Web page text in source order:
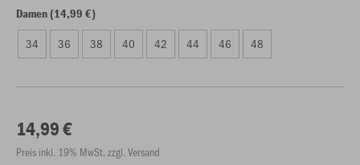
Damen (14,99 €)
34 36 38 40 42 44 46 48
14,99 €
Preis inkl. 19% MwSt. zzgl. Versand